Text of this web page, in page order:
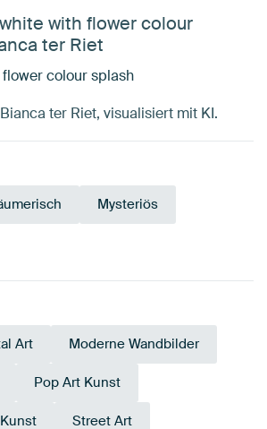
with flower colour
ter Riet
colour splash
ter Riet, visualisiert mit KI.
Mysteriös
Art Moderne Wandbilder
Pop Art Kunst
Street Art